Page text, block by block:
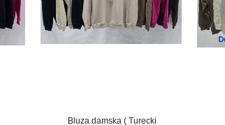
Bluza damska ( Turecki